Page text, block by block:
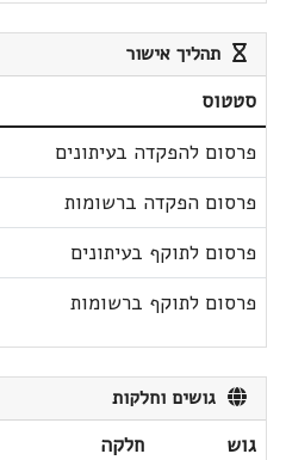
תהליך אישור
סטטוס
פרסום להפקדה בעיתונים
פרסום הפקדה ברשומות
פרסום לתוקף בעיתונים
פרסום לתוקף ברשומות
גושים וחלקות
גוש
חלקה